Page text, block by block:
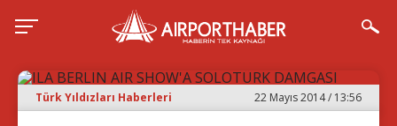
Türk Yıldızları Haberleri 22 Mayıs 2014 / 13:56